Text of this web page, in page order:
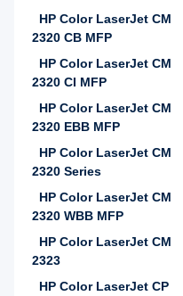
HP Color LaserJet CM
2320 CB MFP
HP Color LaserJet CM
2320 CI MFP
HP Color LaserJet CM
2320 EBB MFP
HP Color LaserJet CM
2320 Series
HP Color LaserJet CM
2320 WBB MFP
HP Color LaserJet CM
2323
HP Color LaserJet CP